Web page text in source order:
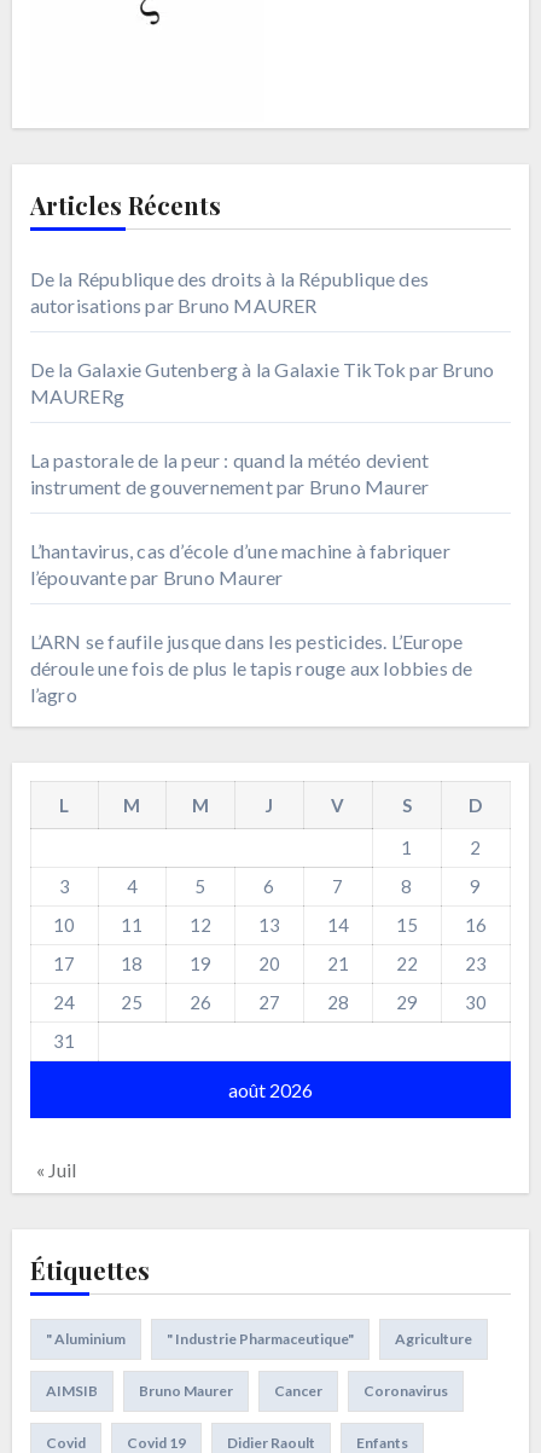
Articles Récents
De la République des droits à la République des
autorisations par Bruno MAURER
De la Galaxie Gutenberg à la Galaxie TikTok par Bruno
MAURERg
La pastorale de la peur : quand la météo devient
instrument de gouvernement par Bruno Maurer
L’hantavirus, cas d’école d’une machine à fabriquer
l’épouvante par Bruno Maurer
L’ARN se faufile jusque dans les pesticides. L’Europe
déroule une fois de plus le tapis rouge aux lobbies de
l’agro
août 2026
L M M J V S
D
1
2
3
4 5 6 7 8
9
10
11 12 13 14 15
16
17
18 19 20 21 22
23
24
25 26 27 28 29
30
31
« Juil
Étiquettes
" Aluminium " Industrie Pharmaceutique" Agriculture
AIMSIB Bruno Maurer Cancer Coronavirus
Covid Covid 19 Didier Raoult Enfants